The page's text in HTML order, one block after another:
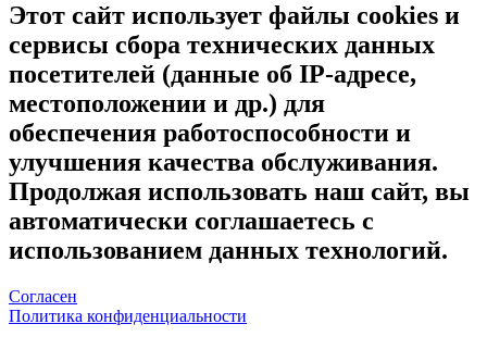
Этот сайт использует файлы cookies и
сервисы сбора технических данных
посетителей (данные об IP-адресе,
местоположении и др.) для
обеспечения работоспособности и
улучшения качества обслуживания.
Продолжая использовать наш сайт, вы
автоматически соглашаетесь с
использованием данных технологий.
Согласен
Политика конфиденциальности